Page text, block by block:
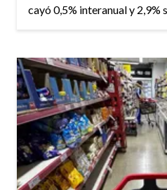
cayó 0,5% interanual y 2,9%